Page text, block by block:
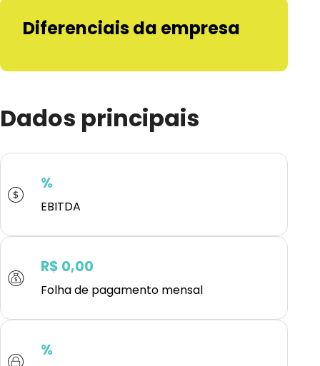
Diferenciais da empresa
Dados principais
%
EBITDA
R$ 0,00
Folha de pagamento mensal
%